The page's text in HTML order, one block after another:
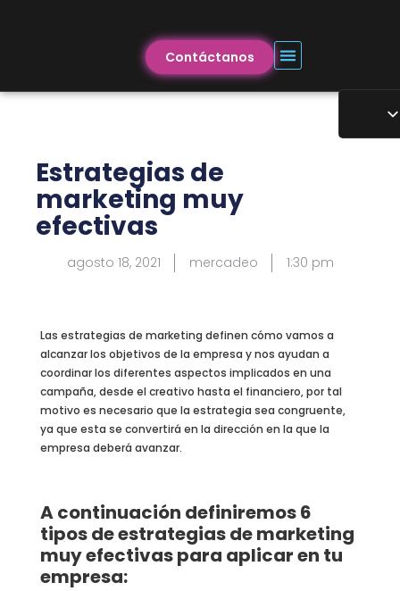
Contáctanos
Estrategias de
marketing muy
efectivas
agosto 18, 2021 mercadeo 1:30 pm
Las estrategias de marketing definen cómo vamos a
alcanzar los objetivos de la empresa y nos ayudan a
coordinar los diferentes aspectos implicados en una
campaña, desde el creativo hasta el financiero, por tal
motivo es necesario que la estrategia sea congruente,
ya que esta se convertirá en la dirección en la que la
empresa deberá avanzar.
A continuación definiremos 6
tipos de estrategias de marketing
muy efectivas para aplicar en tu
empresa: